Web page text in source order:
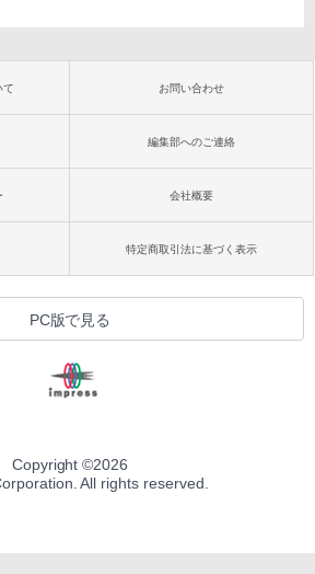
て お問い合わせ
編集部へのご連絡
会社概要
特定商取引法に基づく表示
PC版で見る
Copyright ©2026
All rights reserved.